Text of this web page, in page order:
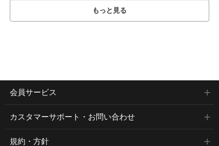
もっと見る
会員サービス
カスタマーサポート・お問い合わせ
規約・方針